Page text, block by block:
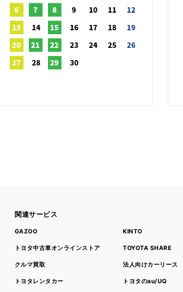
関連サービス
GAZOO
トヨタ中古車オンラインストア
クルマ買取
トヨタレンタカー
KINTO
TOYOTA SHARE
法人向けカーリース
トヨタのau/UQ